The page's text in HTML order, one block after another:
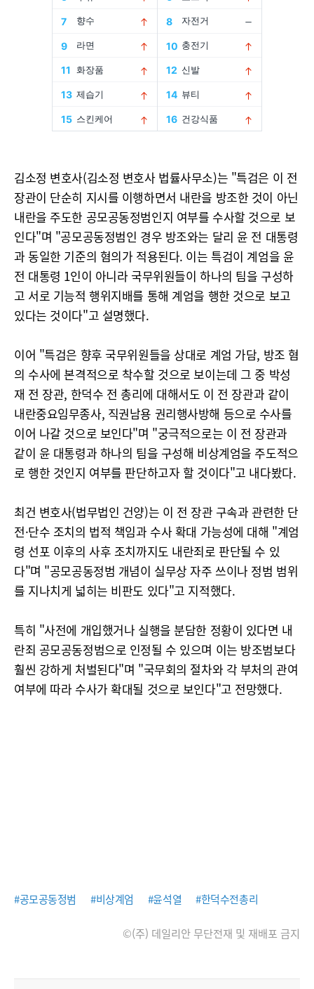
김소정 변호사(김소정 변호사 법률사무소)는 "특검은 이 전
장관이 단순히 지시를 이행하면서 내란을 방조한 것이 아닌
내란을 주도한 공모공동정범인지 여부를 수사할 것으로 보
인다"며 "공모공동정범인 경우 방조와는 달리 윤 전 대통령
과 동일한 기준의 혐의가 적용된다. 이는 특검이 계엄을 윤
전 대통령 1인이 아니라 국무위원들이 하나의 팀을 구성하
고 서로 기능적 행위지배를 통해 계엄을 행한 것으로 보고
있다는 것이다"고 설명했다.
이어 "특검은 향후 국무위원들을 상대로 계엄 가담, 방조 혐
의 수사에 본격적으로 착수할 것으로 보이는데 그 중 박성
재 전 장관, 한덕수 전 총리에 대해서도 이 전 장관과 같이
내란중요임무종사, 직권남용 권리행사방해 등으로 수사를
이어 나갈 것으로 보인다"며 "궁극적으로는 이 전 장관과
같이 윤 대통령과 하나의 팀을 구성해 비상계엄을 주도적으
로 행한 것인지 여부를 판단하고자 할 것이다"고 내다봤다.
최건 변호사(법무법인 건양)는 이 전 장관 구속과 관련한 단
전·단수 조치의 법적 책임과 수사 확대 가능성에 대해 "계엄
령 선포 이후의 사후 조치까지도 내란죄로 판단될 수 있
다"며 "공모공동정범 개념이 실무상 자주 쓰이나 정범 범위
를 지나치게 넓히는 비판도 있다"고 지적했다.
특히 "사전에 개입했거나 실행을 분담한 정황이 있다면 내
란죄 공모공동정범으로 인정될 수 있으며 이는 방조범보다
훨씬 강하게 처벌된다"며 "국무회의 절차와 각 부처의 관여
여부에 따라 수사가 확대될 것으로 보인다"고 전망했다.
#공모공동정범 #비상계엄 #윤석열 #한덕수전총리
©(주) 데일리안 무단전재 및 재배포 금지